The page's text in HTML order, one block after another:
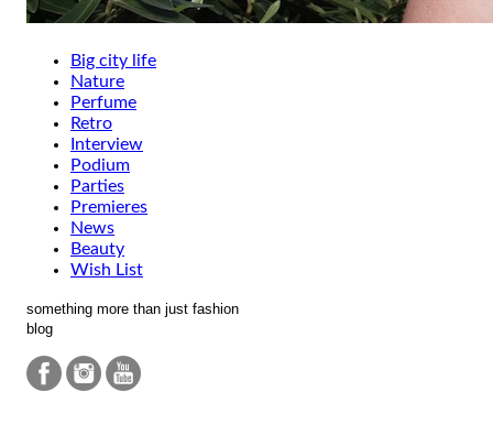
Big city life
Nature
Perfume
Retro
Interview
Podium
Parties
Premieres
News
Beauty
Wish List
something more than just fashion
blog